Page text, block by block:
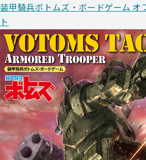
装甲騎兵ボトムズ・ボードゲーム オ
ト